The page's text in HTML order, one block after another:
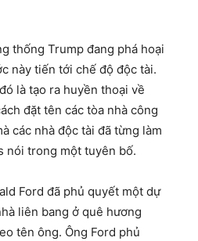
thống Trump đang phá hoại
này tiến tới chế độ độc tài.
là tạo ra huyền thoại về
đặt tên các tòa nhà công
các nhà độc tài đã từng làm
nói trong một tuyên bố.
Ford đã phủ quyết một dự
liên bang ở quê hương
tên ông. Ông Ford phủ